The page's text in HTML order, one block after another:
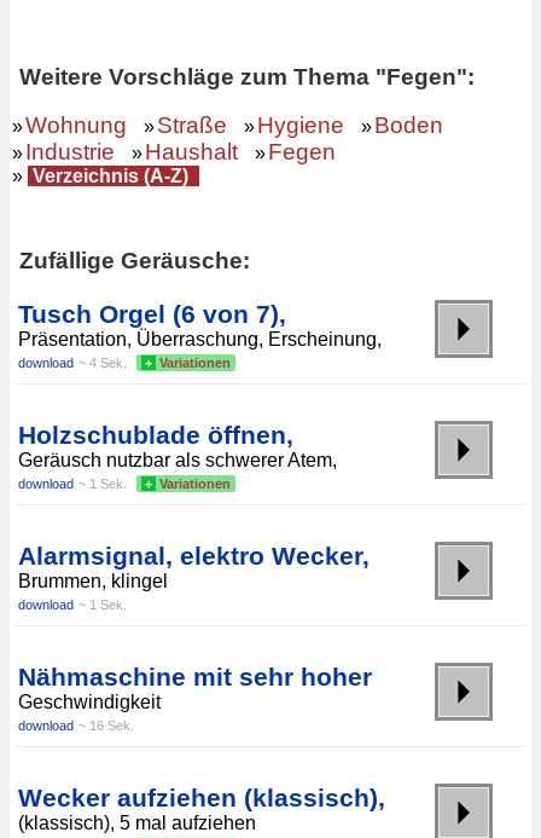
Weitere Vorschläge zum Thema "Fegen":
»Wohnung »Straße »Hygiene »Boden
»Industrie »Haushalt »Fegen
» Verzeichnis (A-Z)
Zufällige Geräusche:
Tusch Orgel (6 von 7),
Präsentation, Überraschung, Erscheinung,
download ~ 4 Sek. + Variationen
Holzschublade öffnen,
Geräusch nutzbar als schwerer Atem,
download ~ 1 Sek. + Variationen
Alarmsignal, elektro Wecker,
Brummen, klingel
download ~ 1 Sek.
Nähmaschine mit sehr hoher
Geschwindigkeit
download ~ 16 Sek.
Wecker aufziehen (klassisch),
(klassisch), 5 mal aufziehen